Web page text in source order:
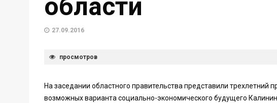
области
27.09.2016
просмотров
На заседании областного правительства представили трехлетний
возможных варианта социально-экономического будущего